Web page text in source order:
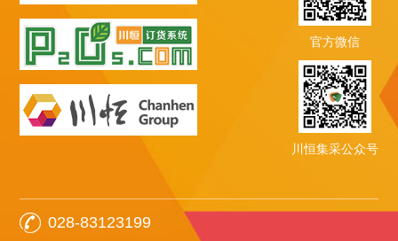
官方微信
川恒集采公众号
028-83123199